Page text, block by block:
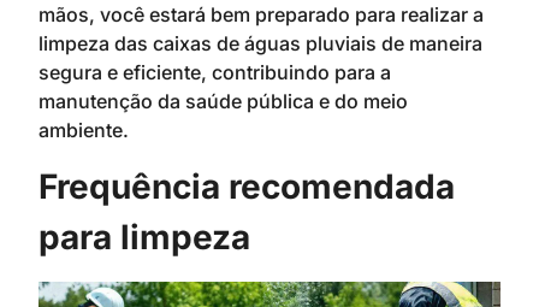
mãos, você estará bem preparado para realizar a
limpeza das caixas de águas pluviais de maneira
segura e eficiente, contribuindo para a
manutenção da saúde pública e do meio
ambiente.
Frequência recomendada
para limpeza